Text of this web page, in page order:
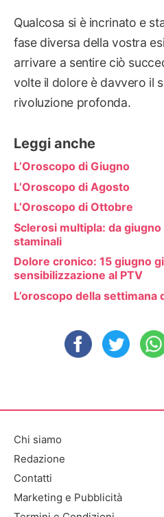
Qualcosa si è incrinato e
fase diversa della vostra
arrivare a sentire ciò
volte il dolore è davvero il
rivoluzione profonda.
Leggi anche
L’Oroscopo di Giugno
L’Oroscopo di Agosto
L’Oroscopo di Ottobre
Sclerosi multipla: da
staminali
Dolore cronico: 15 giugno
sensibilizzazione al PTV
L’oroscopo della settimana
Chi siamo
Redazione
Contatti
Marketing e Pubblicità